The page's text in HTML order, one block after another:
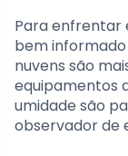
Para enfrentar
bem
nuvens são
equipamentos
umidade são
observador de